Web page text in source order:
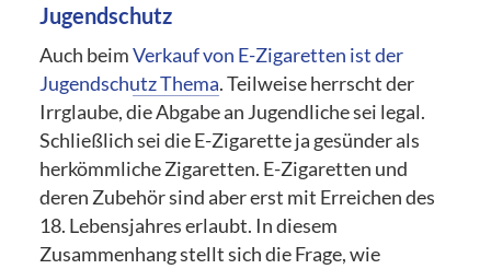
Jugendschutz
Auch beimVerkauf von E-Zigaretten ist der
Jugendschutz Thema. Teilweise herrscht der
Irrglaube, die Abgabe an Jugendliche sei legal.
Schließlich sei die E-Zigarette ja gesünder als
herkömmliche Zigaretten. E-Zigaretten und
deren Zubehör sind aber erst mit Erreichen des
18. Lebensjahres erlaubt. In diesem
Zusammenhang stellt sich die Frage, wie